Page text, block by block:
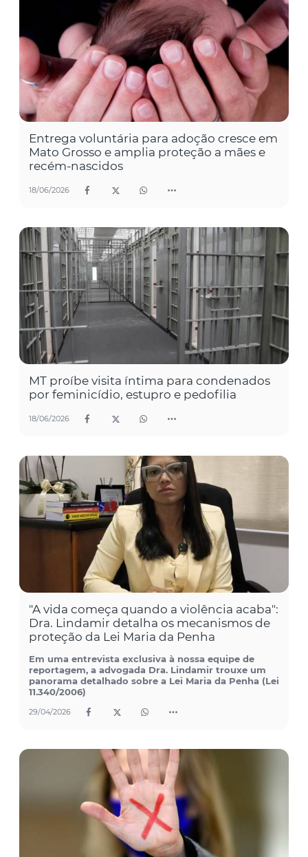
Entrega voluntária para adoção cresce em
Mato Grosso e amplia proteção a mães e
recém-nascidos
18/06/2026
MT proíbe visita íntima para condenados
por feminicídio, estupro e pedofilia
18/06/2026
"A vida começa quando a violência acaba":
Dra. Lindamir detalha os mecanismos de
proteção da Lei Maria da Penha
Em uma entrevista exclusiva à nossa equipe de
reportagem, a advogada Dra. Lindamir trouxe um
panorama detalhado sobre a Lei Maria da Penha (Lei
11.340/2006)
29/04/2026